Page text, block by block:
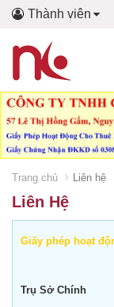
Thành viên
Trang chủ Liên hệ
Liên Hệ
Giấy phép hoạt
Trụ Sở Chính